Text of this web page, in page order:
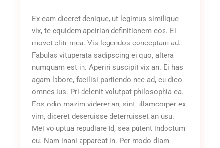
Ex eam diceret denique, ut legimus similique
vix, te equidem apeirian definitionem eos. Ei
movet elitr mea. Vis legendos conceptam ad.
Fabulas vituperata sadipscing ei quo, altera
numquam est in. Aperiri suscipit vix an. Ei has
agam labore, facilisi partiendo nec ad, cu dico
omnes ius. Pri delenit volutpat philosophia ea.
Eos odio mazim viderer an, sint ullamcorper ex
vim, diceret deseruisse deterruisset an usu.
Mei voluptua repudiare id, sea putent indoctum
cu. Nam inani appareat in. Per modo diam